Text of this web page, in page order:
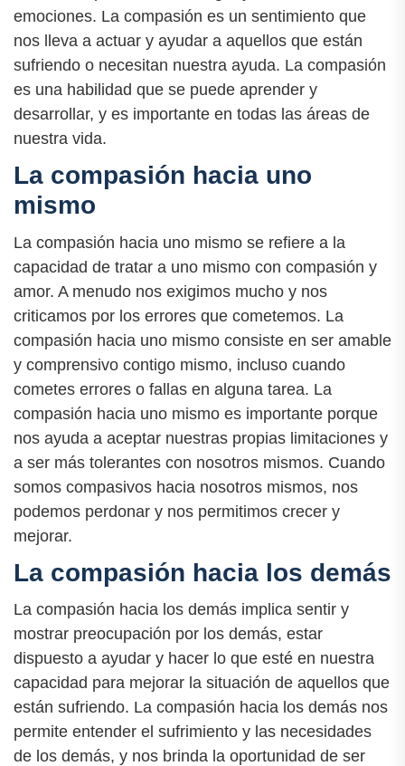
emociones. La compasión es un sentimiento que
nos lleva a actuar y ayudar a aquellos que están
sufriendo o necesitan nuestra ayuda. La compasión
es una habilidad que se puede aprender y
desarrollar, y es importante en todas las áreas de
nuestra vida.
La compasión hacia uno
mismo
La compasión hacia uno mismo se refiere a la
capacidad de tratar a uno mismo con compasión y
amor. A menudo nos exigimos mucho y nos
criticamos por los errores que cometemos. La
compasión hacia uno mismo consiste en ser amable
y comprensivo contigo mismo, incluso cuando
cometes errores o fallas en alguna tarea. La
compasión hacia uno mismo es importante porque
nos ayuda a aceptar nuestras propias limitaciones y
a ser más tolerantes con nosotros mismos. Cuando
somos compasivos hacia nosotros mismos, nos
podemos perdonar y nos permitimos crecer y
mejorar.
La compasión hacia los demás
La compasión hacia los demás implica sentir y
mostrar preocupación por los demás, estar
dispuesto a ayudar y hacer lo que esté en nuestra
capacidad para mejorar la situación de aquellos que
están sufriendo. La compasión hacia los demás nos
permite entender el sufrimiento y las necesidades
de los demás, y nos brinda la oportunidad de ser